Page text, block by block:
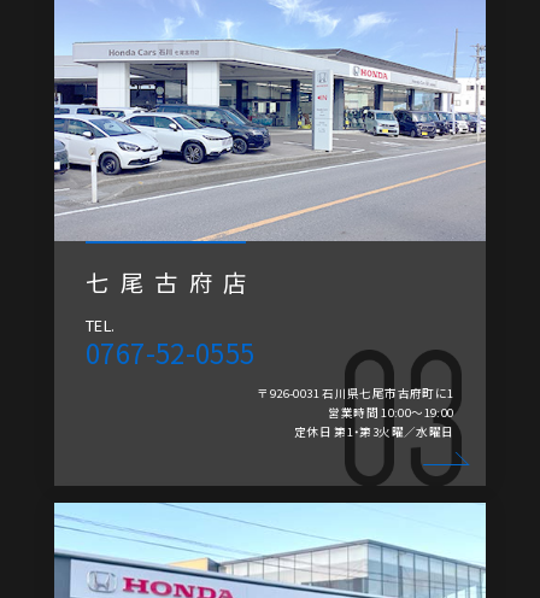
七尾古府店
TEL.
0767-52-0555
〒926-0031 石川県七尾市古府町に1
営業時間 10:00～19:00
定休日 第1・第3火曜／水曜日